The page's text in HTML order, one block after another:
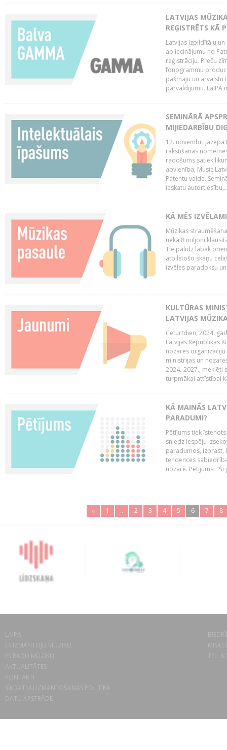
LATVIJAS
REĢISTRĒTS KĀ
Latvijas Izpildītāju
apliecinājumu no
reģistrāciju. Preču
fonogrammu
pašmāju un ārvalstu
pārvaldījumu. LaIPA
SEMINĀRĀ
MIJIEDARBĪBU
12. novembrī
rakstīšanas
radošums satiek
apvienība, Music
Patentu valde.
ieskatu
KĀ MĒS
Mūzikas
nekā 8 miljoni
Tie palīdz labāk
atbilstošo skaņu
izvēles paradoksu
KULTŪRAS
LATVIJAS
Ceturtdien, 2024.
Latvijas Republikas
nozares
ministrijas un
2024.-2027., meklēti
turpmākai attīstībai
KĀ MAINĀS
PARADUMI?
Pētījums tiek
sniedz iespēju
paradumos, izprast,
tendences
nozarē. Pētījums.
« 1 .. 2 3 4 5 6 7 8
LAIPA
ES IZMANTOJU MŪZIKU
ES RADU MŪZIKU
AKTUALITĀTES
KONTAKTI
SĪKDATŅU IZMANTOŠANAS POLITIKA
DATU APSTRĀDE
TEL.